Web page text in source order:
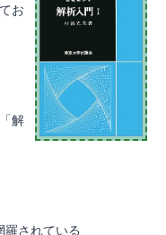
お
解
羅されている